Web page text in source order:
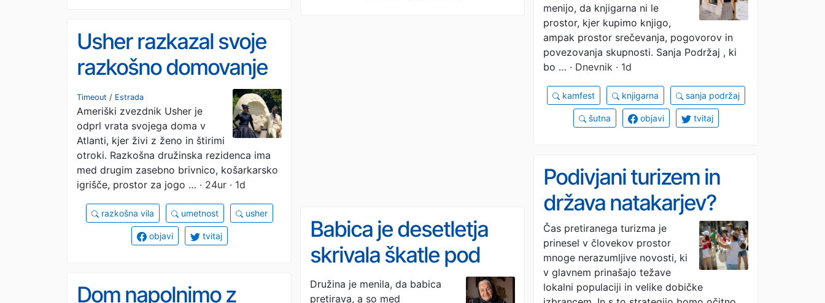
menijo, da knjigarna ni le
prostor, kjer kupimo knjigo,
ampak prostor srečevanja, pogovorov in
povezovanja skupnosti. Sanja Podržaj , ki
bo … · Dnevnik · 1d
kamfest knjigarna sanja podržaj
šutna objavi tvitaj
Usher razkazal svoje
razkošno domovanje
v Atlanti
Timeout / Estrada
Ameriški zvezdnik Usher je
odprl vrata svojega doma v
Atlanti, kjer živi z ženo in štirimi
otroki. Razkošna družinska rezidenca ima
med drugim zasebno brivnico, košarkarsko
igrišče, prostor za jogo … · 24ur · 1d
razkošna vila umetnost usher
objavi tvitaj
Podivjani turizem in
država natakarjev?
Čas pretiranega turizma je
prinesel v človekov prostor
mnoge nerazumljive novosti, ki
v glavnem prinašajo težave
lokalni populaciji in velike dobičke
Babica je desetletja
skrivala škatle pod
omarico: ko so jih
Družina je menila, da babica
pretirava, a so med
Dom napolnimo z